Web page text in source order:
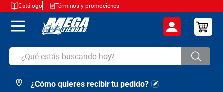
Catálogo Términos y promociones
¿Qué estás buscando hoy?
TÉRMINOS MÁS BUSCADOS
¿Cómo quieres recibir tu pedido?